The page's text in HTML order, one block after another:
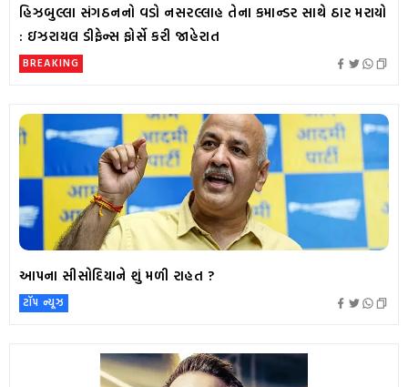
હિઝબુલ્લા સંગઠનનો વડો નસરલ્લાહ તેના કમાન્ડર સાથે ઠાર મરાયો
: ઇઝરાયલ ડીફેન્સ ફોર્સે કરી જાહેરાત
BREAKING
આપના સીસોદિયાને શું મળી રાહત ?
ટૉપ ન્યૂઝ